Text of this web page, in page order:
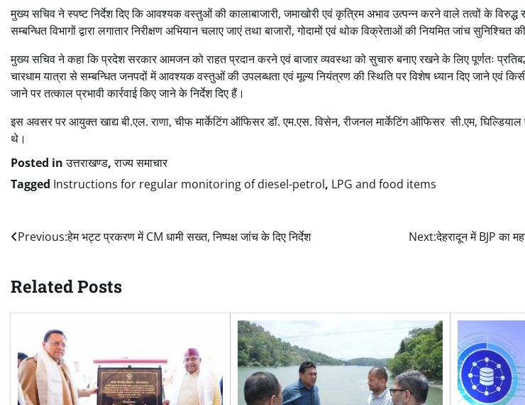
मुख्य सचिव ने स्पष्ट निर्देश दिए कि आवश्यक वस्तुओं की कालाबाजारी, जमाखोरी एवं कृत्रिम अभाव उत्पन्न करने वाले तत्वों के
सम्बन्धित विभागों द्वारा लगातार निरीक्षण अभियान चलाए जाएं तथा बाजारों, गोदामों एवं थोक विक्रेताओं की नियमित जांच सुनिश्चित
मुख्य सचिव ने कहा कि प्रदेश सरकार आमजन को राहत प्रदान करने एवं बाजार व्यवस्था को सुचारु बनाए रखने के लिए पूर्णतः
चारधाम यात्रा से सम्बन्धित जनपदों में आवश्यक वस्तुओं की उपलब्धता एवं मूल्य नियंत्रण की स्थिति पर विशेष ध्यान दिए जाने एवं
जाने पर तत्काल प्रभावी कार्रवाई किए जाने के निर्देश दिए हैं।
इस अवसर पर आयुक्त खाद्य बी.एल. राणा, चीफ मार्केटिंग ऑफिसर डॉ. एम.एस. विसेन, रीजनल मार्केटिंग ऑफिसर सी.एम, घिल्डियाल
थे।
Posted inउत्तराखण्ड,राज्य समाचार
Tagged Instructions for regular monitoring of diesel-petrol, LPG and food items
Post
Previous:हेम भट्ट प्रकरण में CM धामी सख्त, निष्पक्ष जांच के दिए निर्देश Next:देहरादून में BJP का
Related Posts